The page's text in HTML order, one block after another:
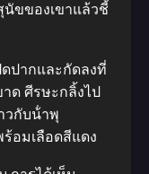
นัขของเขาแล้วชี้
ปากและกัดลงที่
ด ศีรษะกลิ้งไป
วกับน้ําพุ
อมเลือดสีแดง